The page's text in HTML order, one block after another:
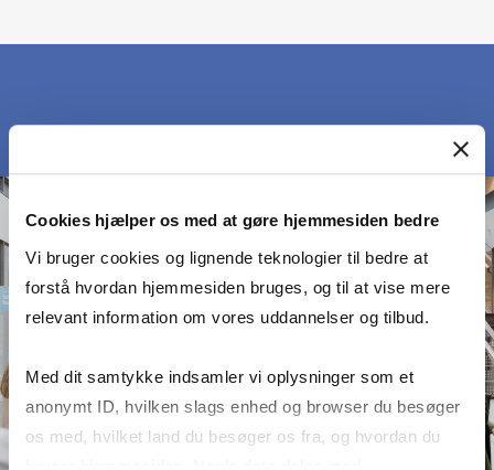
Cookies hjælper os med at gøre hjemmesiden bedre
Vi bruger cookies og lignende teknologier til bedre at
forstå hvordan hjemmesiden bruges, og til at vise mere
relevant information om vores uddannelser og tilbud.
Med dit samtykke indsamler vi oplysninger som et
anonymt ID, hvilken slags enhed og browser du besøger
os med, hvilket land du besøger os fra, og hvordan du